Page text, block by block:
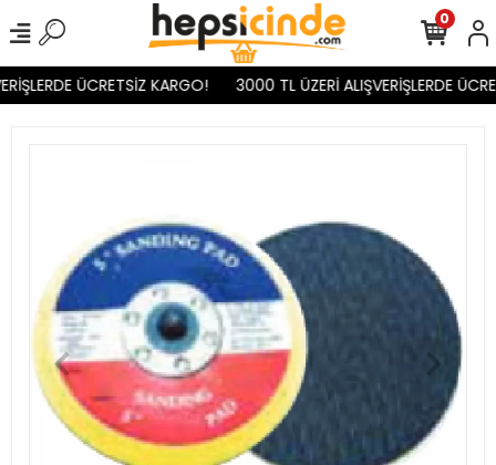
ÜCRETSİZ KARGO! 3000 TL ÜZERİ ALIŞVERİŞLERDE
0